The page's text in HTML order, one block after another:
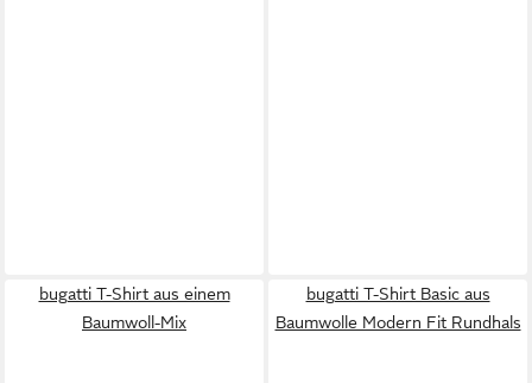
bugatti T-Shirt aus einem
Baumwoll-Mix
bugatti T-Shirt Basic aus
Baumwolle Modern Fit Rundhals